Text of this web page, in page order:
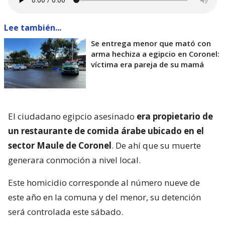
Lee también...
Se entrega menor que mató con
arma hechiza a egipcio en Coronel:
víctima era pareja de su mamá
El ciudadano egipcio asesinado era propietario de
un restaurante de comida árabe ubicado en el
sector Maule de Coronel. De ahí que su muerte
generara conmoción a nivel local.
Este homicidio corresponde al número nueve de
este año en la comuna y del menor, su detención
será controlada este sábado.